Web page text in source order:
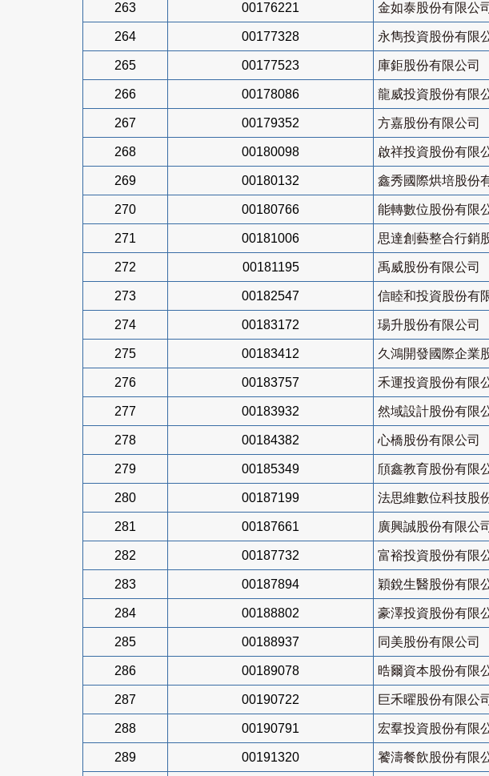
263 00176221 金如泰股份有限公司
264 00177328 永雋投資股份有限
265 00177523 庫鉅股份有限公司
266 00178086 龍威投資股份有限
267 00179352 方嘉股份有限公司
268 00180098 啟祥投資股份有限
269 00180132 鑫秀國際烘培股份
270 00180766 能轉數位股份有限
271 00181006 思達創藝整合行銷
272 00181195 禹威股份有限公司
273 00182547 信睦和投資股份有
274 00183172 瑒升股份有限公司
275 00183412 久鴻開發國際企業
276 00183757 禾運投資股份有限
277 00183932 然域設計股份有限
278 00184382 心橋股份有限公司
279 00185349 頎鑫教育股份有限
280 00187199 法思維數位科技股
281 00187661 廣興誠股份有限公司
282 00187732 富裕投資股份有限
283 00187894 穎銳生醫股份有限
284 00188802 豪澤投資股份有限
285 00188937 同美股份有限公司
286 00189078 晧爾資本股份有限
287 00190722 巨禾曜股份有限公司
288 00190791 宏羣投資股份有限
289 00191320 饕濤餐飲股份有限